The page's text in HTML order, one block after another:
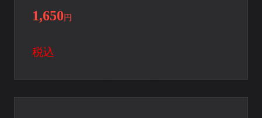
1,650 円
税込